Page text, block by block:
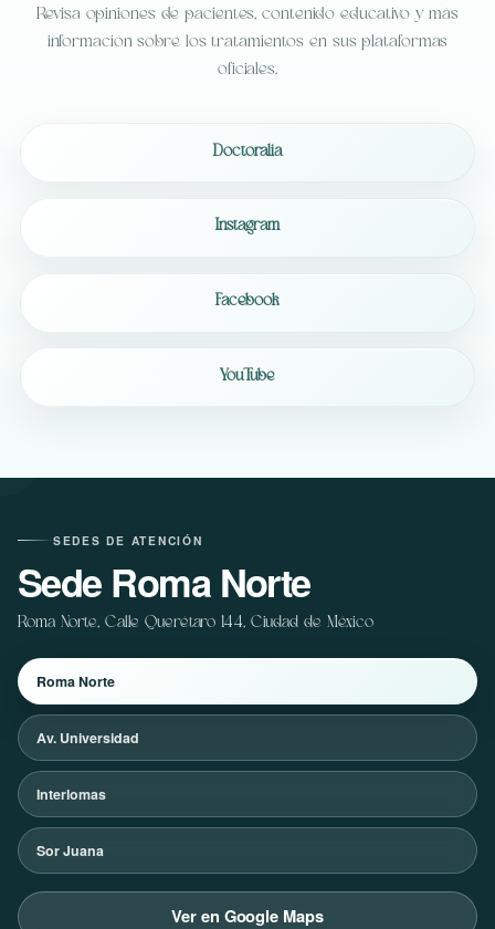
Revisa opiniones de pacientes, contenido educativo y más
información sobre los tratamientos en sus plataformas
oficiales.
Doctoralia
Instagram
Facebook
YouTube
SEDES DE ATENCIÓN
Sede Roma Norte
Roma Norte, Calle Querétaro 144, Ciudad de México
Roma Norte
Av. Universidad
Interlomas
Sor Juana
Ver en Google Maps